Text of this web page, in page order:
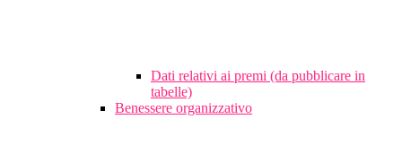
Dati relativi ai premi (da pubblicare in
tabelle)
Benessere organizzativo